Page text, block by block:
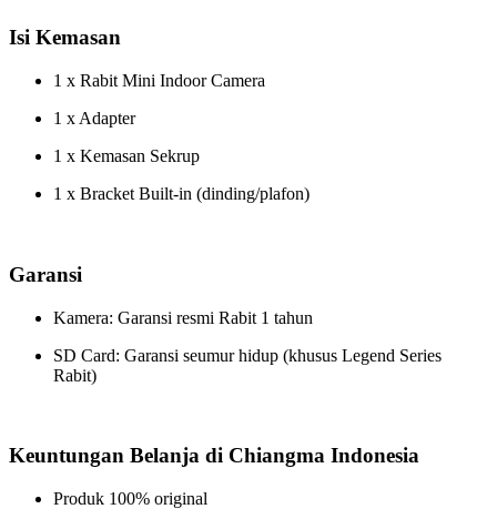
Isi Kemasan
1 x Rabit Mini Indoor Camera
1 x Adapter
1 x Kemasan Sekrup
1 x Bracket Built-in (dinding/plafon)
Garansi
Kamera: Garansi resmi Rabit 1 tahun
SD Card: Garansi seumur hidup (khusus Legend Series
Rabit)
Keuntungan Belanja di Chiangma Indonesia
Produk 100% original